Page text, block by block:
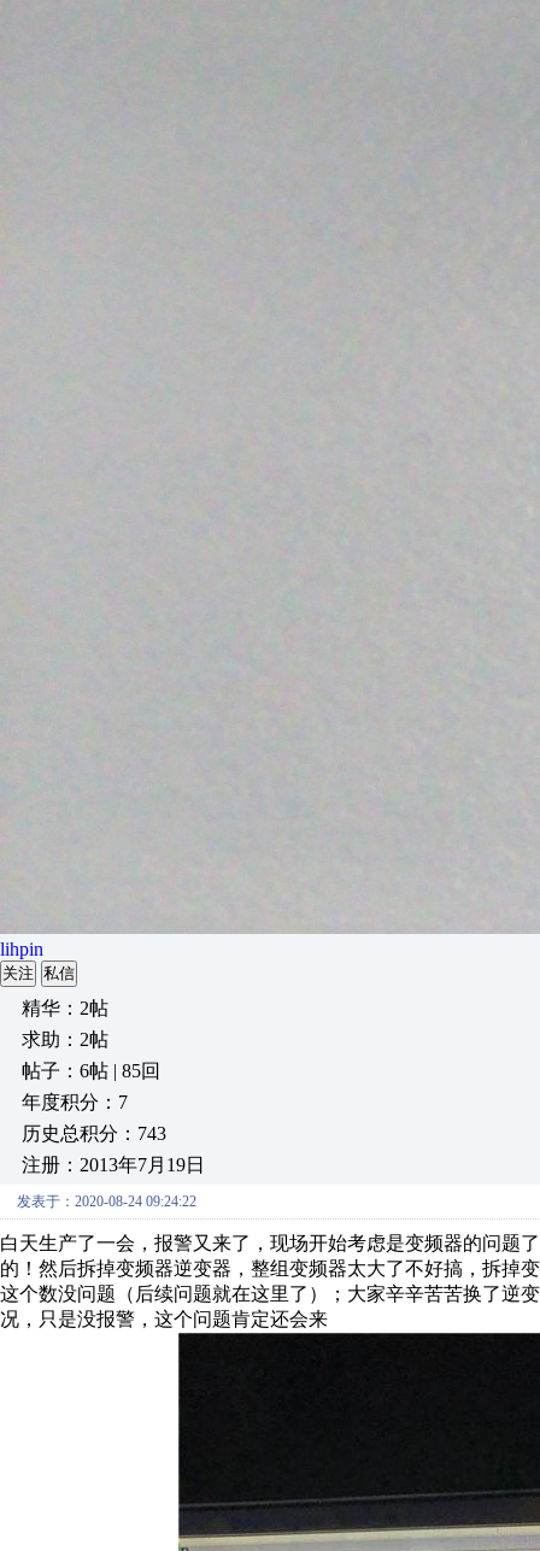
lihpin
关注 私信
精华：2帖
求助：2帖
帖子：6帖 | 85回
年度积分：7
历史总积分：743
注册：2013年7月19日
发表于：2020-08-24 09:24:22
白天生产了一会，报警又来了，现场开始考虑是变频器的问题
的！然后拆掉变频器逆变器，整组变频器太大了不好搞，拆掉
这个数没问题（后续问题就在这里了）；大家辛辛苦苦换了逆
况，只是没报警，这个问题肯定还会来